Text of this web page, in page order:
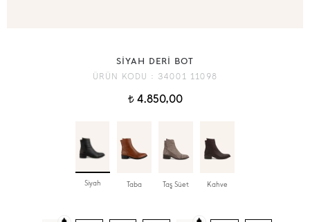
SİYAH DERİ BOT
ÜRÜN KODU : 34001 11098
t4.850,00
Siyah Taba Taş Süet Kahve